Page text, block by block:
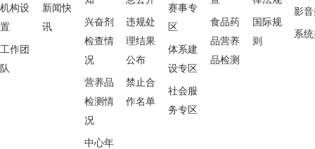
机构设
置
工作团
队
新闻快
讯
兴奋剂
检查情
况
营养品
检测情
况
中心年
违规处
理结果
公布
禁止合
作名单
赛事专
区
体系建
设专区
社会服
务专区
食品药
品营养
品检测
国际规
则
影
系